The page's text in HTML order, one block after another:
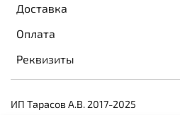
Доставка
Оплата
Реквизиты
ИП Тарасов А.В. 2017-2025